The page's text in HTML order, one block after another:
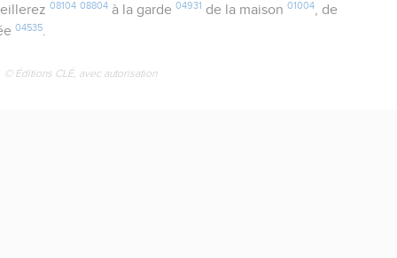
08104 08804 à la garde04931 de la maison01004, de
04535.
© Éditions CLÉ, avec autorisation